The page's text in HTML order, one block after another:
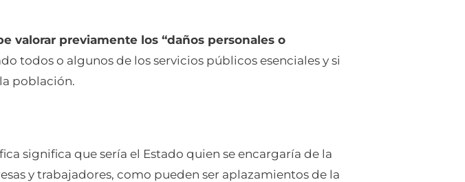
valorar previamente los “daños personales o
todos o algunos de los servicios públicos esenciales y si
población.
significa que sería el Estado quien se encargaría de la
y trabajadores, como pueden ser aplazamientos de la